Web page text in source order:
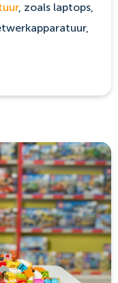
, zoals laptops,